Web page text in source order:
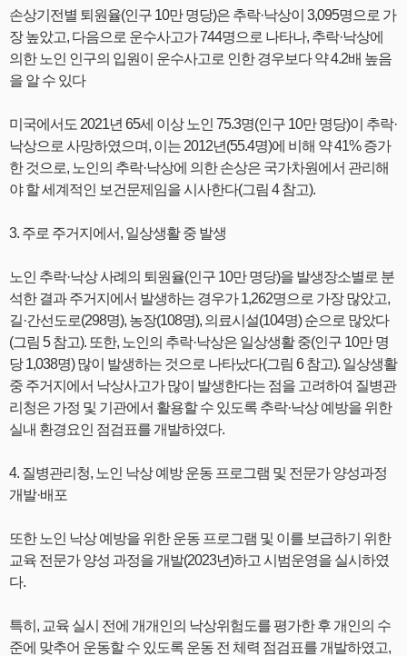
손상기전별 퇴원율(인구 10만 명당)은 추락·낙상이 3,095명으로 가
장 높았고, 다음으로 운수사고가 744명으로 나타나, 추락·낙상에
의한 노인 인구의 입원이 운수사고로 인한 경우보다 약 4.2배 높음
을 알 수 있다
미국에서도 2021년 65세 이상 노인 75.3명(인구 10만 명당)이 추락·
낙상으로 사망하였으며, 이는 2012년(55.4명)에 비해 약 41% 증가
한 것으로, 노인의 추락·낙상에 의한 손상은 국가차원에서 관리해
야 할 세계적인 보건문제임을 시사한다(그림 4 참고).
3. 주로 주거지에서, 일상생활 중 발생
노인 추락·낙상 사례의 퇴원율(인구 10만 명당)을 발생장소별로 분
석한 결과 주거지에서 발생하는 경우가 1,262명으로 가장 많았고,
길·간선도로(298명), 농장(108명), 의료시설(104명) 순으로 많았다
(그림 5 참고). 또한, 노인의 추락·낙상은 일상생활 중(인구 10만 명
당 1,038명) 많이 발생하는 것으로 나타났다(그림 6 참고). 일상생활
중 주거지에서 낙상사고가 많이 발생한다는 점을 고려하여 질병관
리청은 가정 및 기관에서 활용할 수 있도록 추락·낙상 예방을 위한
실내 환경요인 점검표를 개발하였다.
4. 질병관리청, 노인 낙상 예방 운동 프로그램 및 전문가 양성과정
개발·배포
또한 노인 낙상 예방을 위한 운동 프로그램 및 이를 보급하기 위한
교육 전문가 양성 과정을 개발(2023년)하고 시범운영을 실시하였
다.
특히, 교육 실시 전에 개개인의 낙상위험도를 평가한 후 개인의 수
준에 맞추어 운동할 수 있도록 운동 전 체력 점검표를 개발하였고,